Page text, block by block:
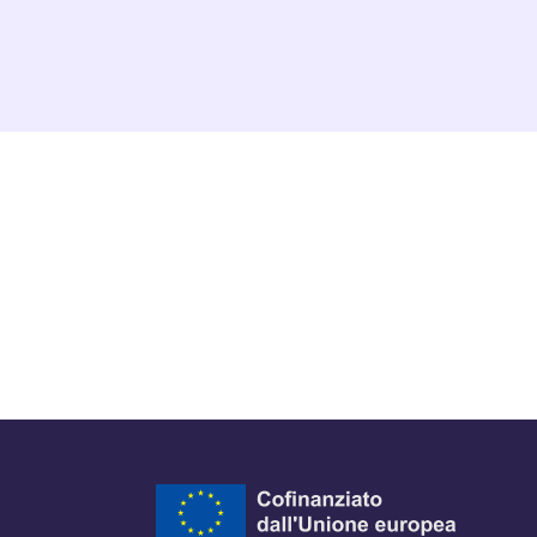
del browser
del browser